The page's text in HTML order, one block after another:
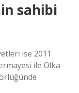
sahibi
ise 2011
ile Olka